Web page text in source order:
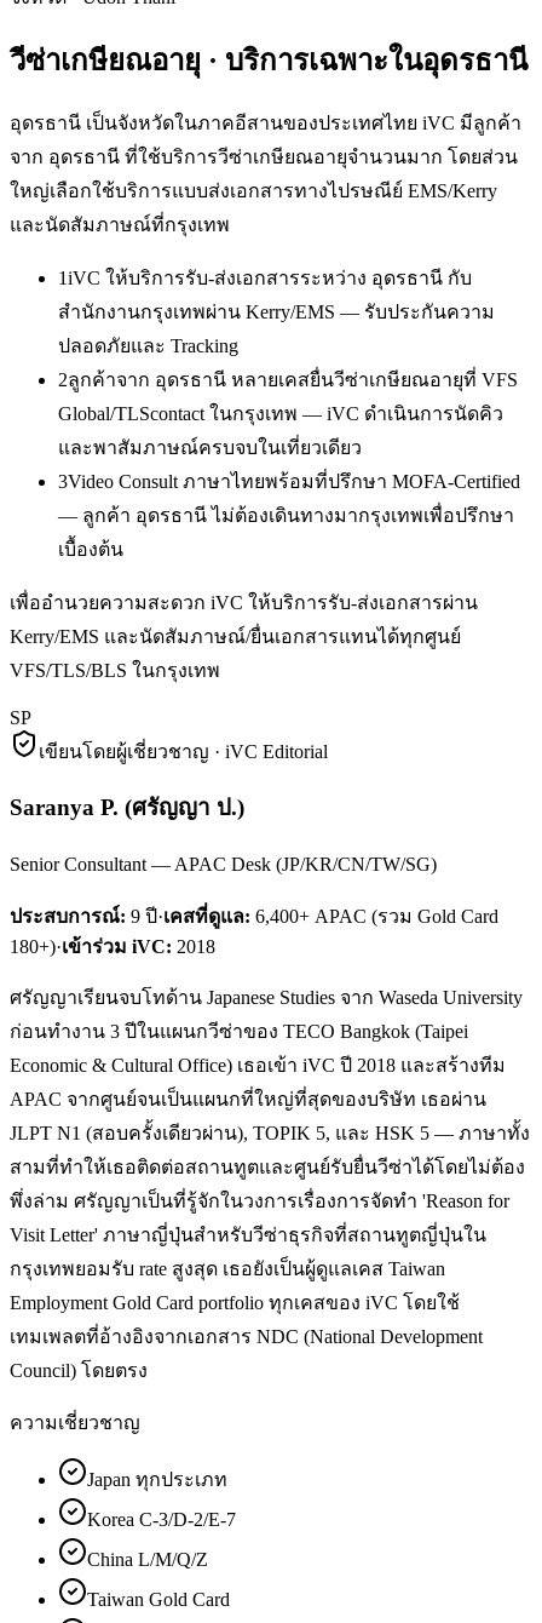
วีซ่าเกษียณอายุ · บริการเฉพาะในอุดรธานี
อุดรธานี เป็นจังหวัดในภาคอีสานของประเทศไทย iVC มีลูกค้า
จาก อุดรธานี ที่ใช้บริการวีซ่าเกษียณอายุจำนวนมาก โดยส่วน
ใหญ่เลือกใช้บริการแบบส่งเอกสารทางไปรษณีย์ EMS/Kerry
และนัดสัมภาษณ์ที่กรุงเทพ
1iVC ให้บริการรับ-ส่งเอกสารระหว่าง อุดรธานี กับ
สำนักงานกรุงเทพผ่าน Kerry/EMS — รับประกันความ
ปลอดภัยและ Tracking
2ลูกค้าจาก อุดรธานี หลายเคสยื่นวีซ่าเกษียณอายุที่ VFS
Global/TLScontact ในกรุงเทพ — iVC ดำเนินการนัดคิว
และพาสัมภาษณ์ครบจบในเที่ยวเดียว
3Video Consult ภาษาไทยพร้อมที่ปรึกษา MOFA-Certified
— ลูกค้า อุดรธานี ไม่ต้องเดินทางมากรุงเทพเพื่อปรึกษา
เบื้องต้น
เพื่ออำนวยความสะดวก iVC ให้บริการรับ-ส่งเอกสารผ่าน
Kerry/EMS และนัดสัมภาษณ์/ยื่นเอกสารแทนได้ทุกศูนย์
VFS/TLS/BLS ในกรุงเทพ
SP
เขียนโดยผู้เชี่ยวชาญ · iVC Editorial
Saranya P. (ศรัญญา ป.)
Senior Consultant — APAC Desk (JP/KR/CN/TW/SG)
ประสบการณ์: 9 ปี·เคสที่ดูแล: 6,400+ APAC (รวม Gold Card
180+)·เข้าร่วม iVC: 2018
ศรัญญาเรียนจบโทด้าน Japanese Studies จาก Waseda University
ก่อนทำงาน 3 ปีในแผนกวีซ่าของ TECO Bangkok (Taipei
Economic & Cultural Office) เธอเข้า iVC ปี 2018 และสร้างทีม
APAC จากศูนย์จนเป็นแผนกที่ใหญ่ที่สุดของบริษัท เธอผ่าน
JLPT N1 (สอบครั้งเดียวผ่าน), TOPIK 5, และ HSK 5 — ภาษาทั้ง
สามที่ทำให้เธอติดต่อสถานทูตและศูนย์รับยื่นวีซ่าได้โดยไม่ต้อง
พึ่งล่าม ศรัญญาเป็นที่รู้จักในวงการเรื่องการจัดทำ 'Reason for
Visit Letter' ภาษาญี่ปุ่นสำหรับวีซ่าธุรกิจที่สถานทูตญี่ปุ่นใน
กรุงเทพยอมรับ rate สูงสุด เธอยังเป็นผู้ดูแลเคส Taiwan
Employment Gold Card portfolio ทุกเคสของ iVC โดยใช้
เทมเพลตที่อ้างอิงจากเอกสาร NDC (National Development
Council) โดยตรง
ความเชี่ยวชาญ
Japan ทุกประเภท
Korea C-3/D-2/E-7
China L/M/Q/Z
Taiwan Gold Card